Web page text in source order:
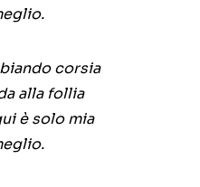
corsia
alla follia
è solo mia